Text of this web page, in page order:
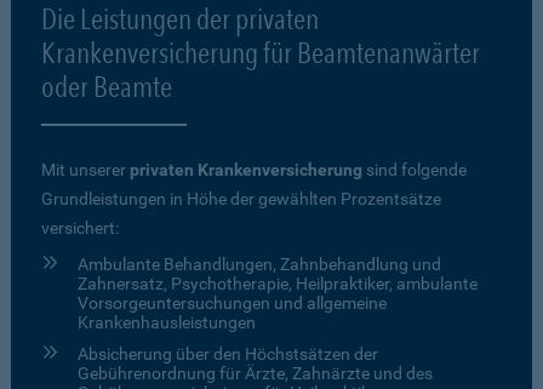
Die Leistungen der privaten
Krankenversicherung für Beamtenanwärter
oder Beamte
Mit unserer privaten Krankenversicherung sind folgende
Grundleistungen in Höhe der gewählten Prozentsätze
versichert:
Ambulante Behandlungen, Zahnbehandlung und
Zahnersatz, Psychotherapie, Heilpraktiker, ambulante
Vorsorgeuntersuchungen und allgemeine
Krankenhausleistungen
Absicherung über den Höchstsätzen der
Gebührenordnung für Ärzte, Zahnärzte und des